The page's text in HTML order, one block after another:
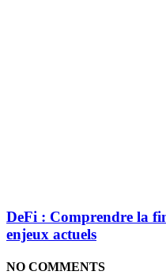
DeFi : Comprendre la
enjeux actuels
NO COMMENTS